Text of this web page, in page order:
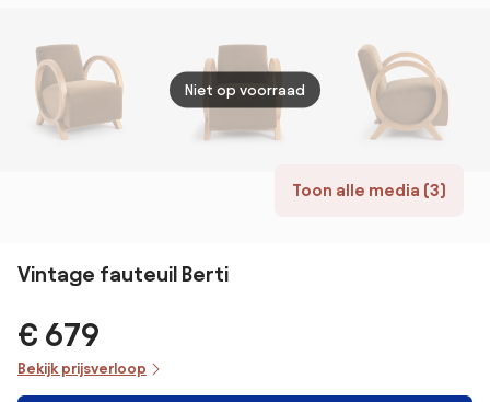
Toon alle media (3)
Niet op voorraad
Vintage fauteuil Berti
€ 679
Bekijk prijsverloop